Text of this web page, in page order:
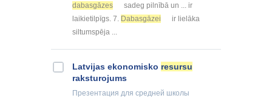
dabasgāzes
sadeg pilnībā un ... ir
laikietilpīgs. 7. Dabasgāzei
ir lielāka
siltumspēja ...
Latvijas ekonomisko resursu
raksturojums
Презентация для средней школы